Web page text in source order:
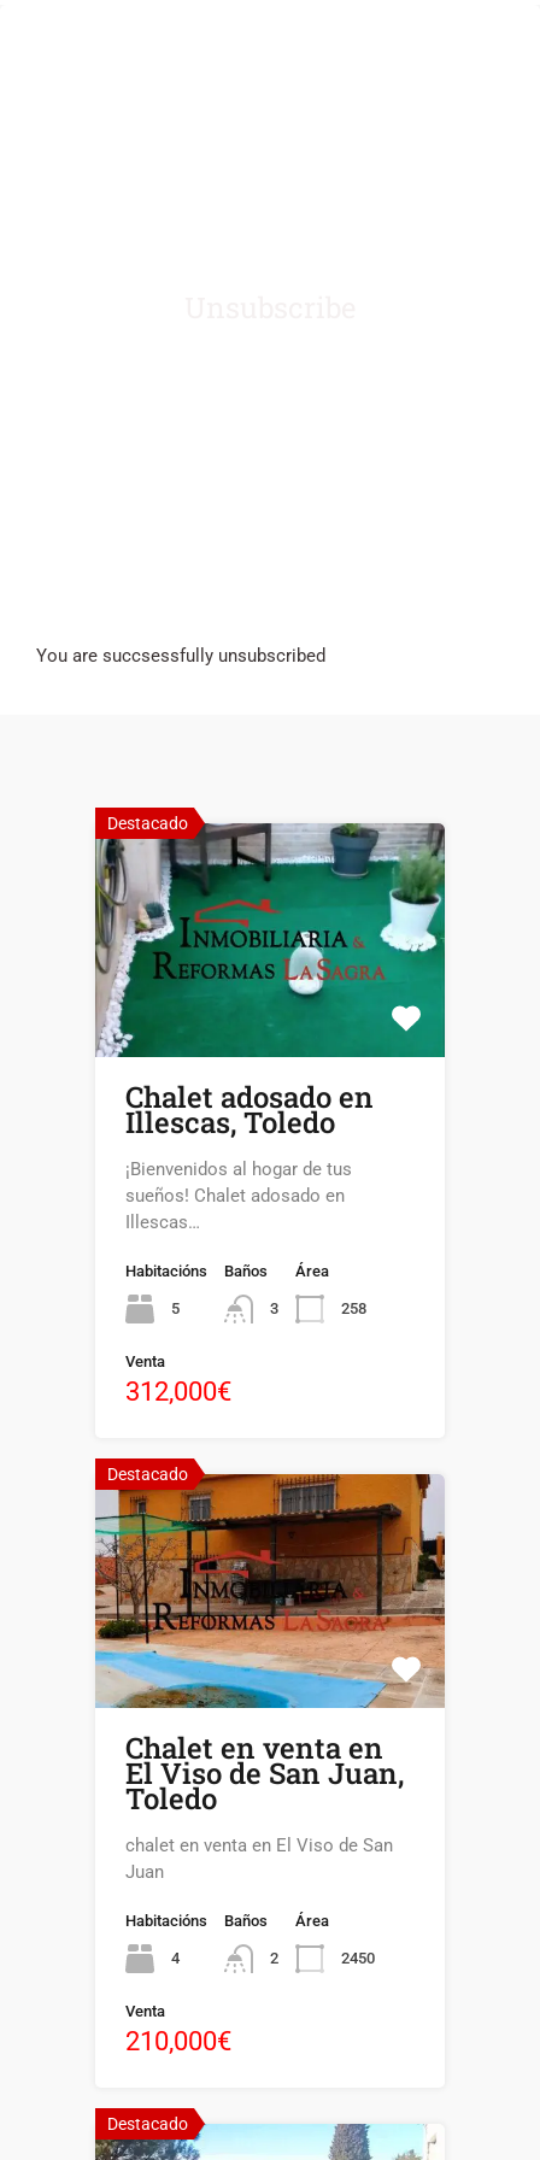
You are succsessfully unsubscribed
Destacado
Chalet adosado en
Illescas, Toledo
¡Bienvenidos al hogar de tus
sueños! Chalet adosado en
Illescas…
Habitacións
5
Baños
3
Área
258
Venta
312,000€
Destacado
Chalet en venta en
El Viso de San Juan,
Toledo
chalet en venta en El Viso de San
Juan
Habitacións
4
Baños
2
Área
2450
Venta
210,000€
Destacado